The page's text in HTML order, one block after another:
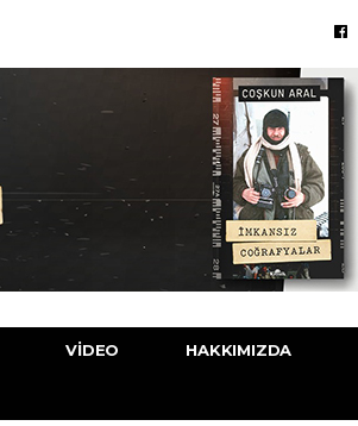
VIDEO HAKKIMIZDA